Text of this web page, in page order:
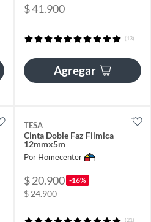
$ 41.900
(13)
Agregar
TESA
Cinta Doble Faz Filmica
12mmx5m
Por Homecenter
$ 20.900 -16%
$ 24.900
(21)